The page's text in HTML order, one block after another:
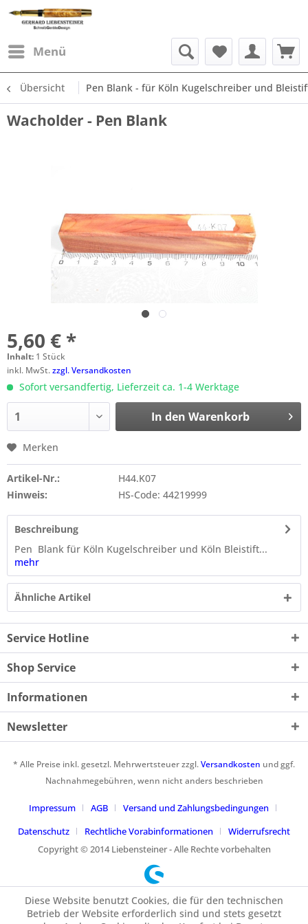
Menü
Übersicht Pen Blank - für Köln Kugelschreiber und
Wacholder - Pen Blank
5,60 € *
Inhalt: 1 Stück
inkl. MwSt.zzgl. Versandkosten
Sofort versandfertig, Lieferzeit ca. 1-4 Werktage
In den Warenkorb
Merken
Artikel-Nr.:
H44.K07
Hinweis:
HS-Code: 44219999
Beschreibung
Pen Blank für Köln Kugelschreiber und Köln Bleistift...
mehr
Ähnliche Artikel
Service Hotline
Shop Service
Informationen
Newsletter
* Alle Preise inkl. gesetzl. Mehrwertsteuer zzgl.Versandkosten und ggf.
Nachnahmegebühren, wenn nicht anders beschrieben
Impressum AGB
Versand und Zahlungsbedingungen
Datenschutz
Rechtliche Vorabinformationen
Widerrufsrecht
Copyright © 2014 Liebensteiner - Alle Rechte vorbehalten
Diese Website benutzt Cookies, die für den technischen
Betrieb der Website erforderlich sind und stets gesetzt